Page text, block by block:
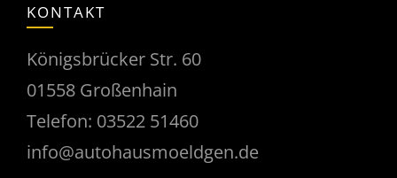
KONTAKT
Königsbrücker Str. 60
01558 Großenhain
Telefon: 03522 51460
info@autohausmoeldgen.de